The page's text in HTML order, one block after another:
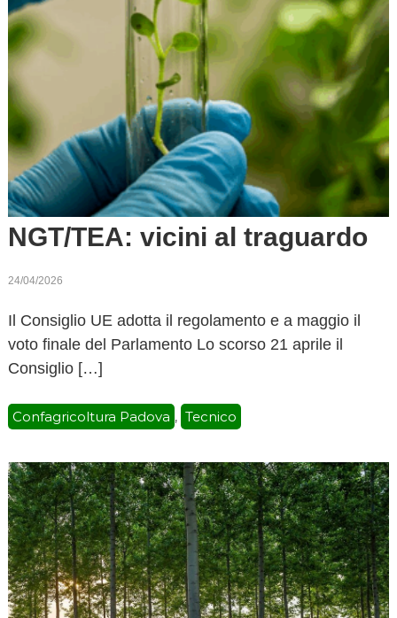
NGT/TEA: vicini al traguardo
24/04/2026
Il Consiglio UE adotta il regolamento e a maggio il
voto finale del Parlamento Lo scorso 21 aprile il
Consiglio […]
Confagricoltura Padova , Tecnico